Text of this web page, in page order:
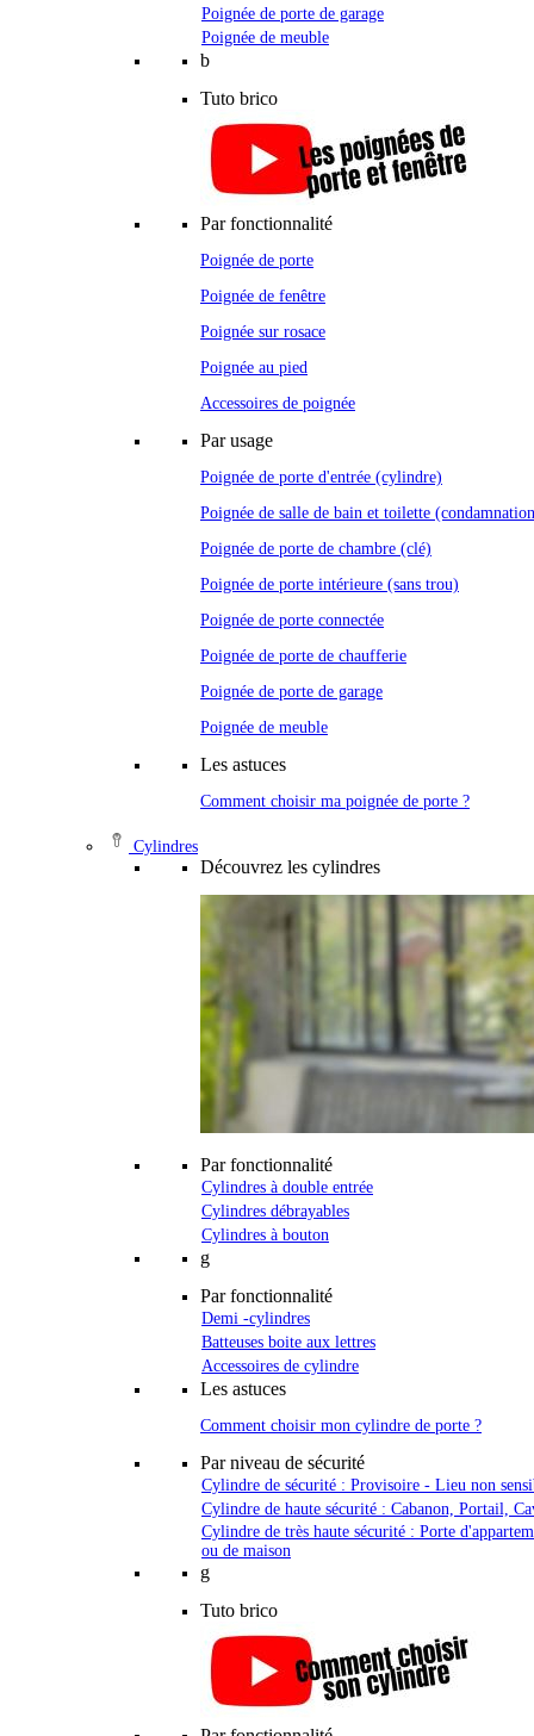
Poignée de porte de garage
Poignée de meuble
b
Tuto brico
Par fonctionnalité
Poignée de porte
Poignée de fenêtre
Poignée sur rosace
Poignée au pied
Accessoires de poignée
Par usage
Poignée de porte d'entrée (cylindre)
Poignée de salle de bain et toilette
Poignée de porte de chambre (clé)
Poignée de porte intérieure (sans trou)
Poignée de porte connectée
Poignée de porte de chaufferie
Poignée de porte de garage
Poignée de meuble
Les astuces
Comment choisir ma poignée de porte ?
Cylindres
Découvrez les cylindres
Par fonctionnalité
Cylindres à double entrée
Cylindres débrayables
Cylindres à bouton
g
Par fonctionnalité
Demi -cylindres
Batteuses boite aux lettres
Accessoires de cylindre
Les astuces
Comment choisir mon cylindre de porte ?
Par niveau de sécurité
Cylindre de sécurité : Provisoire - Lieu non
Cylindre de haute sécurité : Cabanon, Portail,
Cylindre de très haute sécurité : Porte
ou de maison
g
Tuto brico